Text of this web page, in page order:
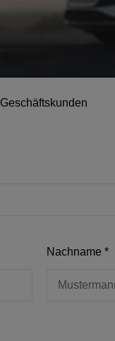
Geschäftskunden
Nachname *